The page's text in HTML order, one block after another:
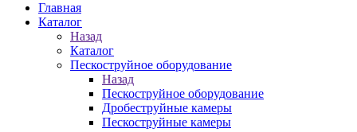
Главная
Каталог
Назад
Каталог
Пескоструйное оборудование
Назад
Пескоструйное оборудование
Дробеструйные камеры
Пескоструйные камеры